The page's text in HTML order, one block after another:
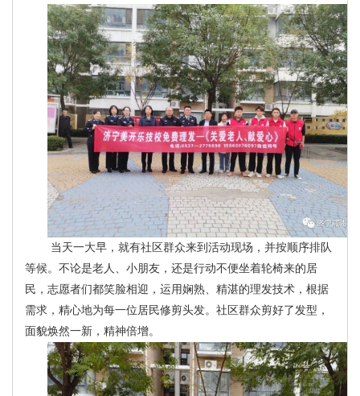
当天一大早，就有社区群众来到活动现场，并按顺序排队
等候。不论是老人、小朋友，还是行动不便坐着轮椅来的居
民，志愿者们都笑脸相迎，运用娴熟、精湛的理发技术，根据
需求，精心地为每一位居民修剪头发。社区群众剪好了发型，
面貌焕然一新，精神倍增。